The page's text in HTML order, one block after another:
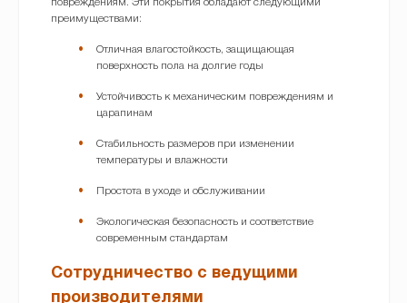
повреждениям. Эти покрытия обладают следующими
преимуществами:
Отличная влагостойкость, защищающая
поверхность пола на долгие годы
Устойчивость к механическим повреждениям и
царапинам
Стабильность размеров при изменении
температуры и влажности
Простота в уходе и обслуживании
Экологическая безопасность и соответствие
современным стандартам
Сотрудничество с ведущими
производителями